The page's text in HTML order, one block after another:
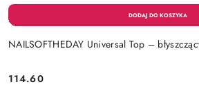
NAILSOFTHEDAY Universal Top –
Cena:
114.60